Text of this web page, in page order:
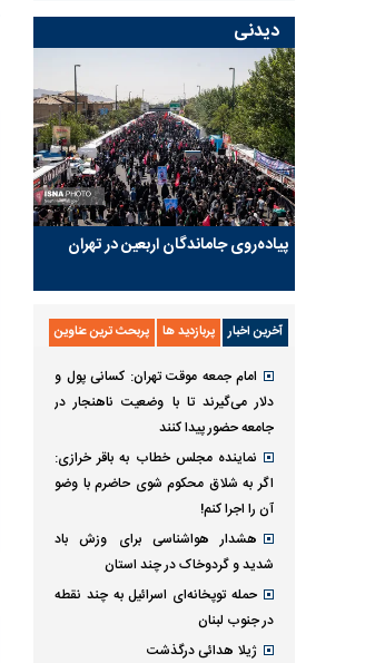
دیدنی
پیاده‌روی جاماندگان اربعین در تهران
آخرین اخبار پربازدید ها پربحث ترین عناوین
امام جمعه موقت تهران: کسانی پول و
دلار می‌گیرند تا با وضعیت ناهنجار در
جامعه حضور پیدا کنند
نماینده مجلس خطاب به باقر خرازی:
اگر به شلاق محکوم شوی حاضرم با وضو
آن را اجرا کنم!
هشدار هواشناسی برای وزش باد
شدید و گردوخاک در چند استان
حمله توپخانه‌ای اسرائیل به چند نقطه
در جنوب لبنان
ژیلا هدائی درگذشت